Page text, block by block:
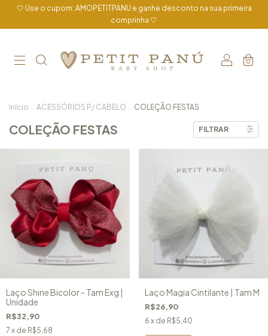
🤍 Use o cupom: AMOPETITPANU e ganhe desconto na sua primeira
comprinha 🤍
0
Início ACESSÓRIOS P/ CABELO COLEÇÃO FESTAS
COLEÇÃO FESTAS FILTRAR
Laço Shine Bicolor - Tam Exg |
Unidade
R$32,90
7 x de R$5,68
Laço Magia Cintilante | Tam M
R$26,90
6 x de R$5,40